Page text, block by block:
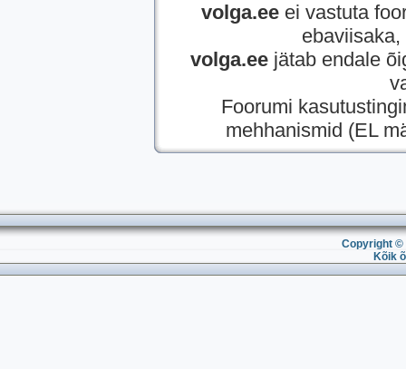
volga.eeei vastuta
volga.ee jätab endale
Foorumi
mehhanismid (EL
Copyright ©
Kõik